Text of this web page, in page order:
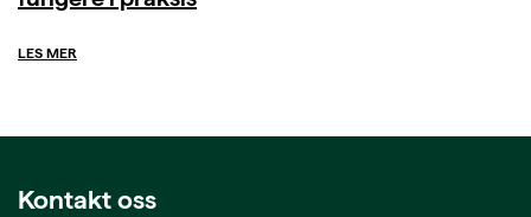
LES MER
Kontakt oss